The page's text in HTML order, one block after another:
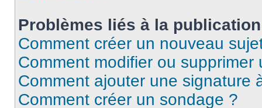
Problèmes liés à la
Comment créer un nouveau
Comment modifier ou supprimer
Comment ajouter une signature
Comment créer un sondage ?